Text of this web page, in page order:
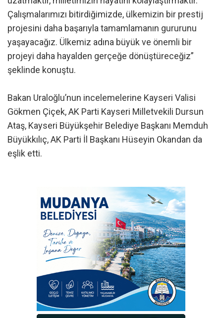
Çalışmalarımızı bitirdiğimizde, ülkemizin bir prestij
projesini daha başarıyla tamamlamanın gururunu
yaşayacağız. Ülkemiz adına büyük ve önemli bir
projeyi daha hayalden gerçeğe dönüştüreceğiz”
şeklinde konuştu.
Bakan Uraloğlu’nun incelemelerine Kayseri Valisi
Gökmen Çiçek, AK Parti Kayseri Milletvekili Dursun
Ataş, Kayseri Büyükşehir Belediye Başkanı Memduh
Büyükkılıç, AK Parti İl Başkanı Hüseyin Okandan da
eşlik etti.